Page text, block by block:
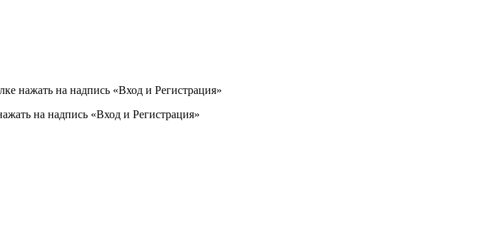
нажать на надпись «Вход и Регистрация»
на надпись «Вход и Регистрация»